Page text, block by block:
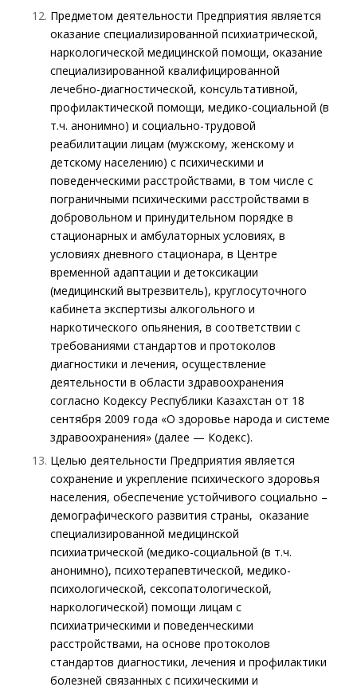
Предметом деятельности Предприятия является
оказание специализированной психиатрической,
наркологической медицинской помощи, оказание
специализированной квалифицированной
лечебно-диагностической, консультативной,
профилактической помощи, медико-социальной (в
т.ч. анонимно) и социально-трудовой
реабилитации лицам (мужскому, женскому и
детскому населению) с психическими и
поведенческими расстройствами, в том числе с
пограничными психическими расстройствами в
добровольном и принудительном порядке в
стационарных и амбулаторных условиях, в
условиях дневного стационара, в Центре
временной адаптации и детоксикации
(медицинский вытрезвитель), круглосуточного
кабинета экспертизы алкогольного и
наркотического опьянения, в соответствии с
требованиями стандартов и протоколов
диагностики и лечения, осуществление
деятельности в области здравоохранения
согласно Кодексу Республики Казахстан от 18
сентября 2009 года «О здоровье народа и системе
здравоохранения» (далее — Кодекс).
Целью деятельности Предприятия является
сохранение и укрепление психического здоровья
населения, обеспечение устойчивого социально –
демографического развития страны, оказание
специализированной медицинской
психиатрической (медико-социальной (в т.ч.
анонимно), психотерапевтической, медико-
психологической, сексопатологической,
наркологической) помощи лицам с
психиатрическими и поведенческими
расстройствами, на основе протоколов
стандартов диагностики, лечения и профилактики
болезней связанных с психическими и